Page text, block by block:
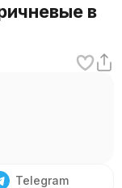
в
Telegram